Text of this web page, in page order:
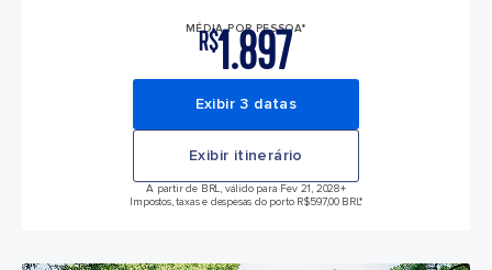
MÉDIA POR PESSOA*
R$1.897
Exibir 3 datas
Exibir itinerário
A partir de BRL, válido para Fev 21, 2028+
Impostos, taxas e despesas do porto R$597,00 BRL*